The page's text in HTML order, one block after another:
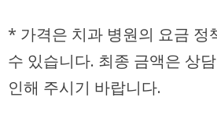
* 가격은 치과 병원의 요금 정
수 있습니다. 최종 금액은 상
인해 주시기 바랍니다.